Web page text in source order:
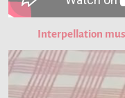
Interpellation